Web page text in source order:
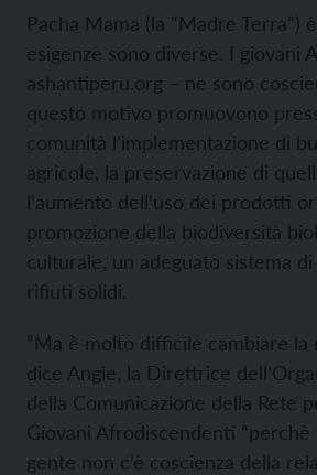
Pacha Mama (la “Madre Terra”)
esigenze sono diverse. I giovani
ashantiperu.org – ne sono
questo motivo promuovono
comunità l’implementazione di
agricole, la preservazione di
l’aumento dell’uso dei prodotti
promozione della biodiversità
culturale, un adeguato sistema
rifiuti solidi.
“Ma è molto difficile cambiare la
dice Angie, la Direttrice
della Comunicazione della Rete
Giovani Afrodiscendenti “perchè
gente non c’è coscienza della